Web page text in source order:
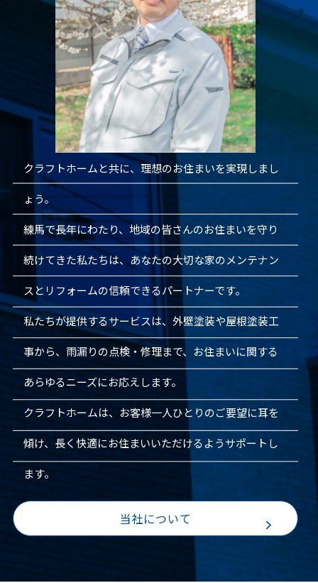
クラフトホームと共に、理想のお住まいを実現しまし
ょう。
練馬で長年にわたり、地域の皆さんのお住まいを守り
続けてきた私たちは、あなたの大切な家のメンテナン
スとリフォームの信頼できるパートナーです。
私たちが提供するサービスは、外壁塗装や屋根塗装工
事から、雨漏りの点検・修理まで、お住まいに関する
あらゆるニーズにお応えします。
クラフトホームは、お客様一人ひとりのご要望に耳を
傾け、長く快適にお住まいいただけるようサポートし
ます。
当社について